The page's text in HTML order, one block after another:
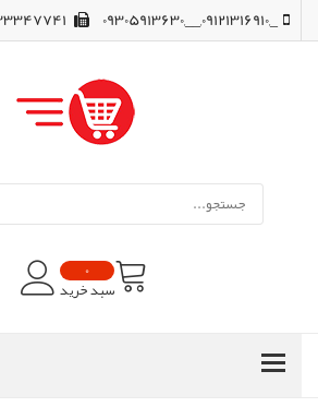
_,09121316910,__,09305913630
0
سبد خرید